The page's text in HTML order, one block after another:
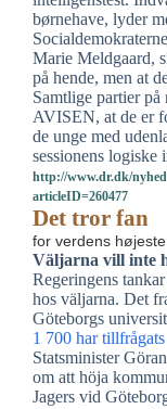
børnehave, lyder
Marie Meldgaard,
på hende, men at
Samtlige partier
AVISEN, at de er
de unge med
sessionens logiske
http://www.dr.dk/
articleID=260477
Det tror fan
for verdens
Väljarna vill inte
Regeringens
hos väljarna. Det
Göteborgs
1 700 har tillfrågats
Statsminister
om att höja
Jagers vid